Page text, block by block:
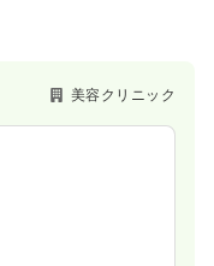
美容クリニック